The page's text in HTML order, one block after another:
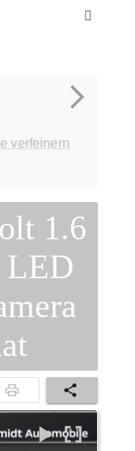
Toggle
verfeinern
1.6
LED